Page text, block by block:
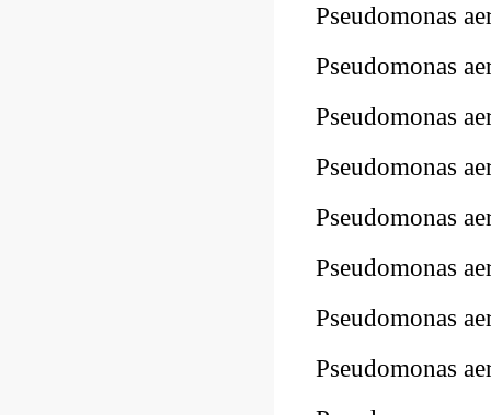
Pseudomonas
Pseudomonas
Pseudomonas
Pseudomonas
Pseudomonas
Pseudomonas
Pseudomonas
Pseudomonas